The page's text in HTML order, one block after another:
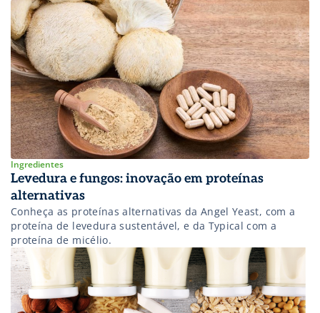
Ingredientes
Levedura e fungos: inovação em proteínas
alternativas
Conheça as proteínas alternativas da Angel Yeast, com a
proteína de levedura sustentável, e da Typical com a
proteína de micélio.